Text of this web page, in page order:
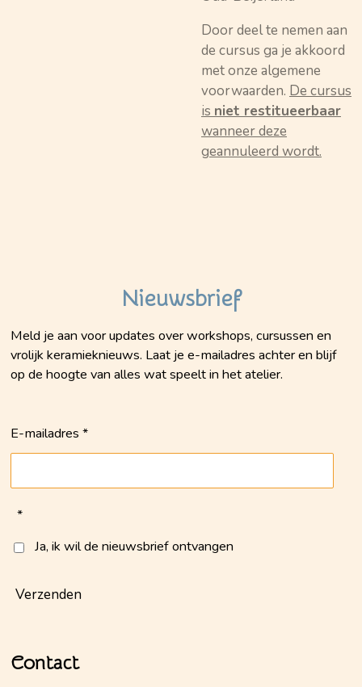
Door deel te nemen aan
de cursus ga je akkoord
met onze algemene
voorwaarden. De cursus
is niet restitueerbaar
wanneer deze
geannuleerd wordt.
Nieuwsbrief
Meld je aan voor updates over workshops, cursussen en
vrolijk keramieknieuws. Laat je e-mailadres achter en blijf
op de hoogte van alles wat speelt in het atelier.
E-mailadres *
*
Ja, ik wil de nieuwsbrief ontvangen
Verzenden
Contact